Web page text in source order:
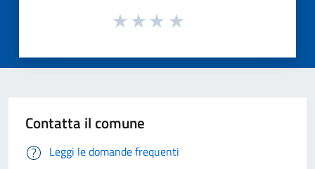
Contatta il comune
Leggi le domande frequenti